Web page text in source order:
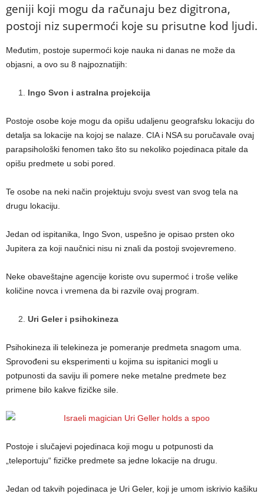
geniji koji mogu da računaju bez digitrona,
postoji niz supermoći koje su prisutne kod ljudi.
Međutim, postoje supermoći koje nauka ni danas ne može da
objasni, a ovo su 8 najpoznatijih:
Ingo Svon i astralna projekcija
Postoje osobe koje mogu da opišu udaljenu geografsku lokaciju do
detalja sa lokacije na kojoj se nalaze. CIA i NSA su poručavale ovaj
parapsihološki fenomen tako što su nekoliko pojedinaca pitale da
opišu predmete u sobi pored.
Te osobe na neki način projektuju svoju svest van svog tela na
drugu lokaciju.
Jedan od ispitanika, Ingo Svon, uspešno je opisao prsten oko
Jupitera za koji naučnici nisu ni znali da postoji svojevremeno.
Neke obaveštajne agencije koriste ovu supermoć i troše velike
količine novca i vremena da bi razvile ovaj program.
Uri Geler i psihokineza
Psihokineza ili telekineza je pomeranje predmeta snagom uma.
Sprovođeni su eksperimenti u kojima su ispitanici mogli u
potpunosti da saviju ili pomere neke metalne predmete bez
primene bilo kakve fizičke sile.
Postoje i slučajevi pojedinaca koji mogu u potpunosti da
„teleportuju“ fizičke predmete sa jedne lokacije na drugu.
Jedan od takvih pojedinaca je Uri Geler, koji je umom iskrivio kašiku